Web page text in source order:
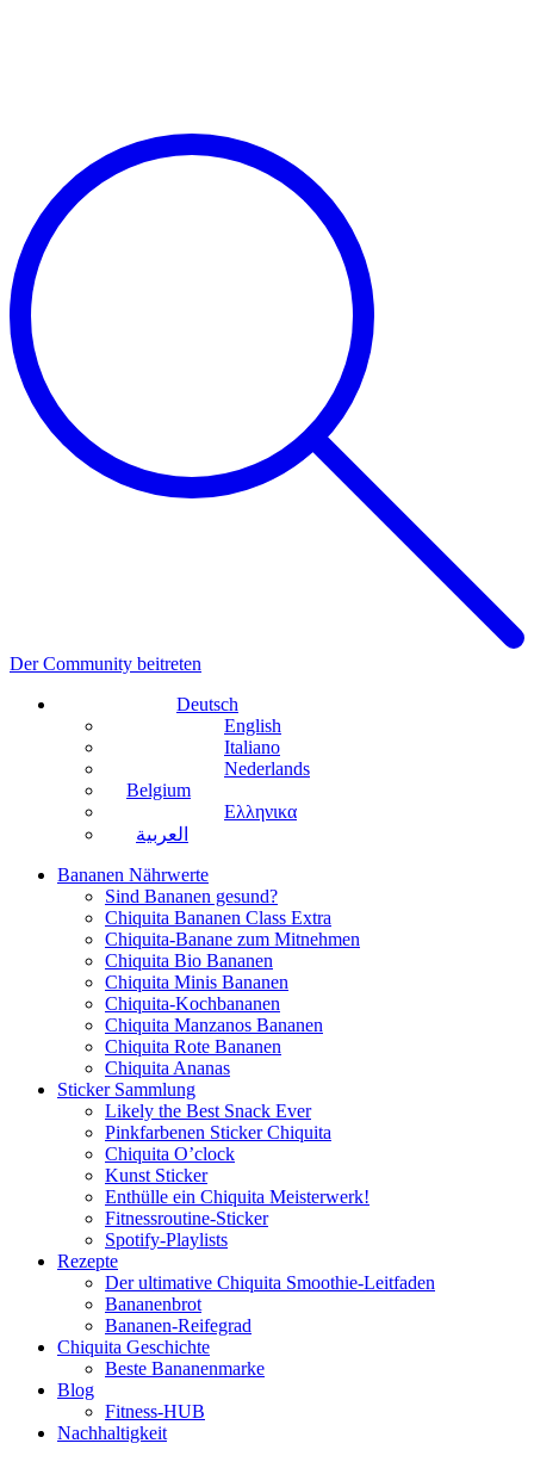
Der Community beitreten
Deutsch
English
Italiano
Nederlands
Belgium
Ελληνικα
العربية
Bananen Nährwerte
Sind Bananen gesund?
Chiquita Bananen Class Extra
Chiquita-Banane zum Mitnehmen
Chiquita Bio Bananen
Chiquita Minis Bananen
Chiquita-Kochbananen
Chiquita Manzanos Bananen
Chiquita Rote Bananen
Chiquita Ananas
Sticker Sammlung
Likely the Best Snack Ever
Pinkfarbenen Sticker Chiquita
Chiquita O’clock
Kunst Sticker
Enthülle ein Chiquita Meisterwerk!
Fitnessroutine-Sticker
Spotify-Playlists
Rezepte
Der ultimative Chiquita Smoothie-Leitfaden
Bananenbrot
Bananen-Reifegrad
Chiquita Geschichte
Beste Bananenmarke
Blog
Fitness-HUB
Nachhaltigkeit